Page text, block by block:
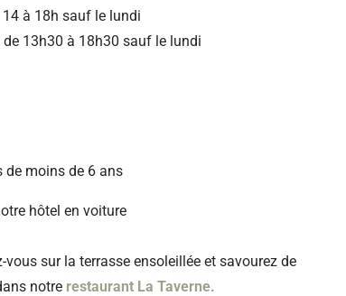
à 18h sauf le lundi
13h30 à 18h30 sauf le lundi
de moins de 6 ans
hôtel en voiture
vous sur la terrasse ensoleillée et savourez de
notre restaurant La Taverne.